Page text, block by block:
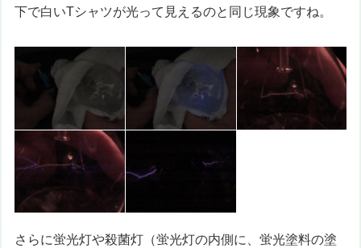
下で白いTシャツが光って見えるのと同じ現象ですね。
さらに蛍光灯や殺菌灯（蛍光灯の内側に、蛍光塗料の塗